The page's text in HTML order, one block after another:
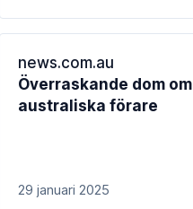
news.com.au
Överraskande dom om
australiska förare
29 januari 2025